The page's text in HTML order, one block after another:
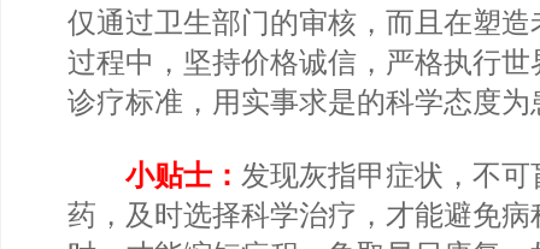
仅通过卫生部门的审核，而且在塑
过程中，坚持价格诚信，严格执行
诊疗标准，用实事求是的科学态度为
小贴士： 发现灰指甲症状，不
药，及时选择科学治疗，才能避免